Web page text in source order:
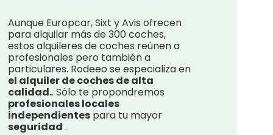
Aunque Europcar, Sixt y Avis ofrecen
para alquilar más de 300 coches,
estos alquileres de coches reúnen a
profesionales pero también a
particulares. Rodeeo se especializa en
el alquiler de coches de alta
calidad.. Sólo te propondremos
profesionales locales
independientes para tu mayor
seguridad .